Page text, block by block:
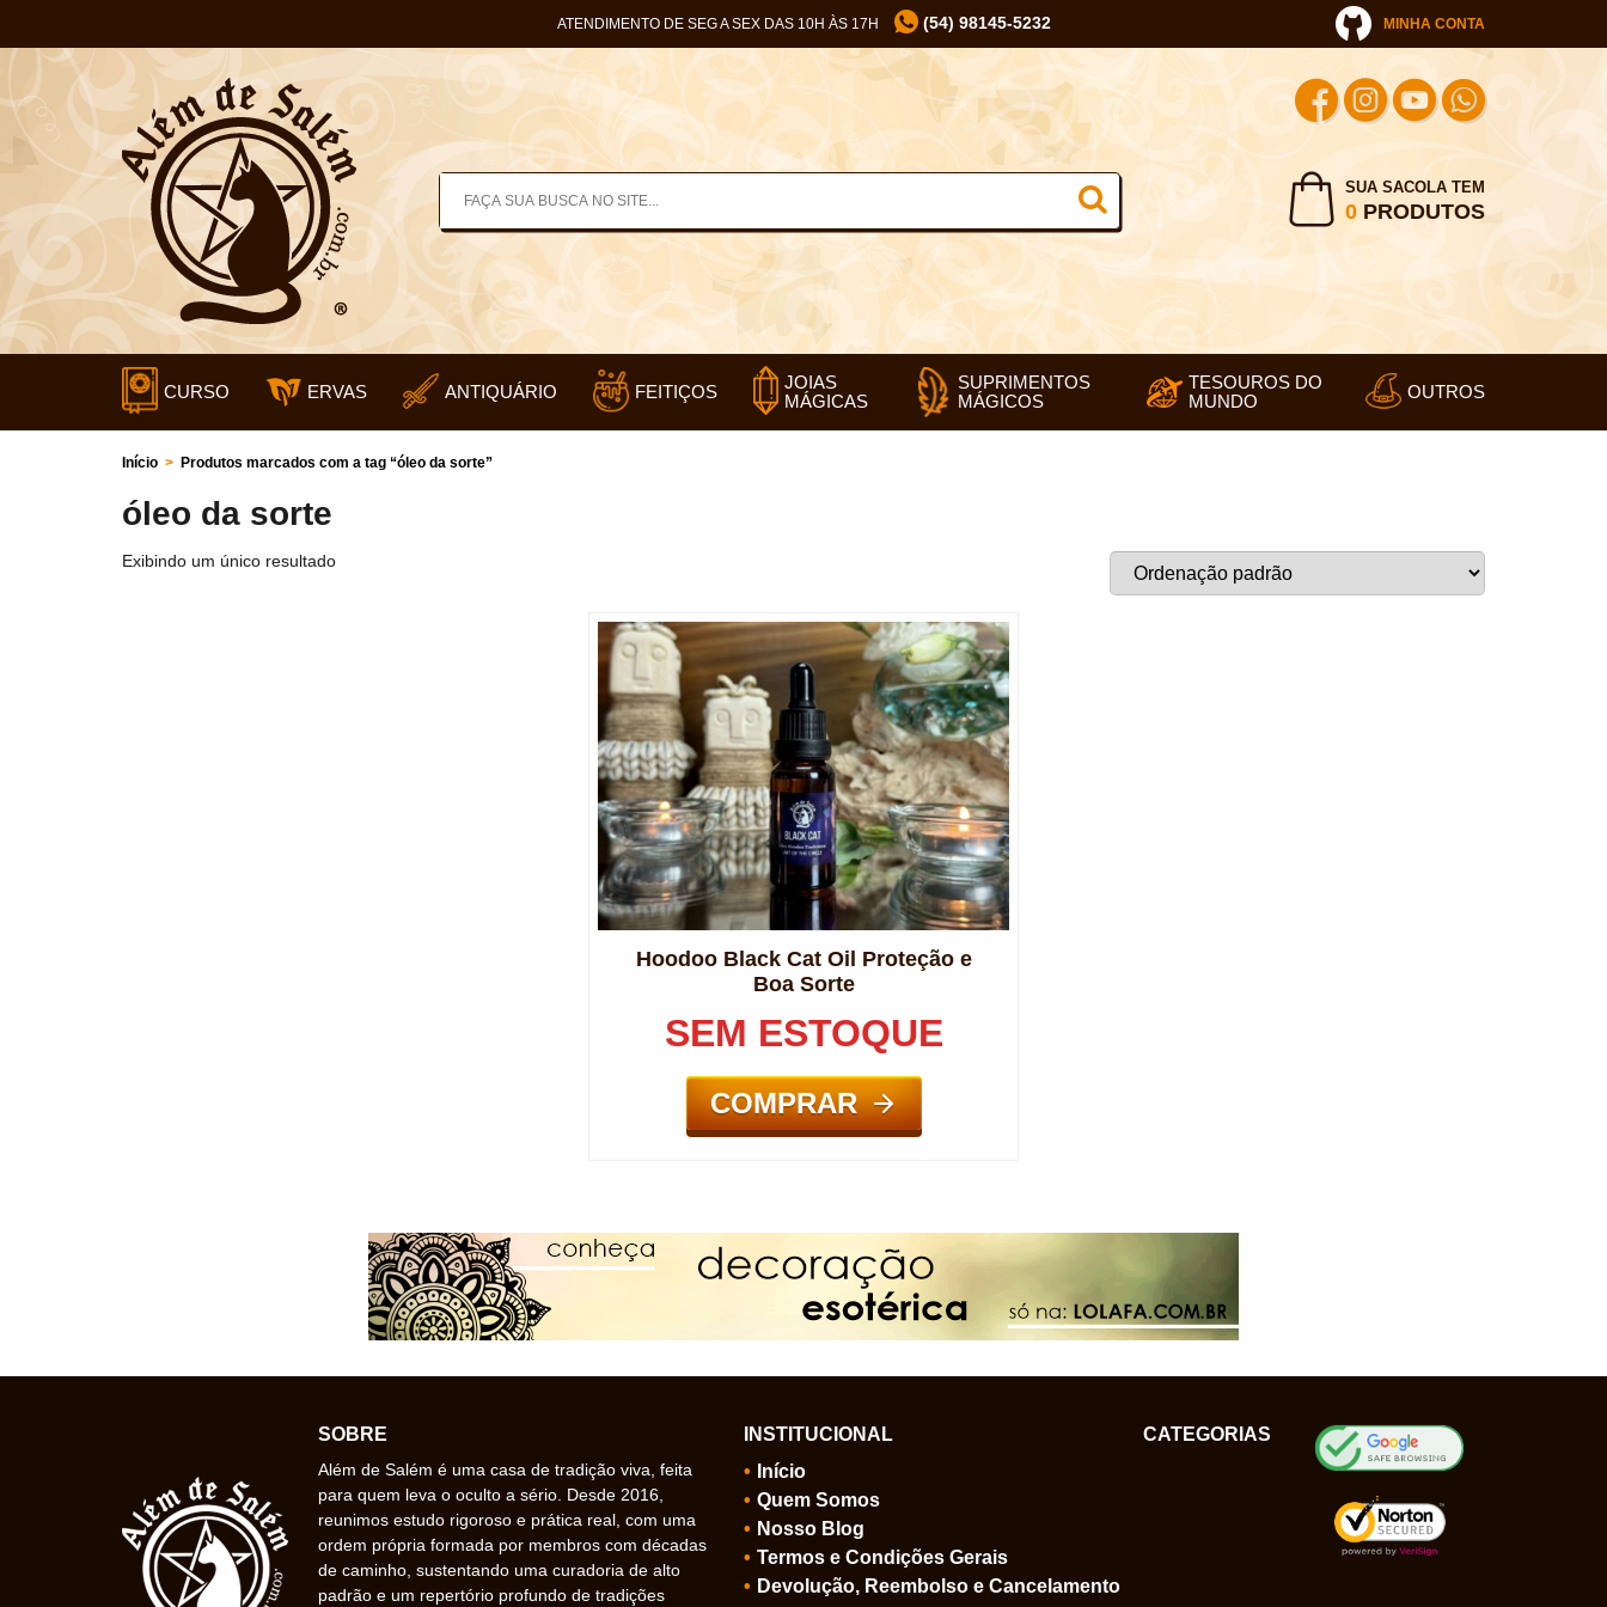
ATENDIMENTO DE SEG A SEX DAS 10H ÀS 17H (54) 98145-5232 MINHA CONTA
SUA SACOLA TEM
0PRODUTOS
CURSO ERVAS ANTIQUÁRIO FEITIÇOS
JOIAS
MÁGICAS
SUPRIMENTOS
MÁGICOS
TESOUROS DO
MUNDO
OUTROS
Início > Produtos marcados com a tag “óleo da sorte”
óleo da sorte
Exibindo um único resultado
Hoodoo Black Cat Oil Proteção e
Boa Sorte
SEM ESTOQUE
COMPRAR
SOBRE
Além de Salém é uma casa de tradição viva, feita
para quem leva o oculto a sério. Desde 2016,
reunimos estudo rigoroso e prática real, com uma
ordem própria formada por membros com décadas
de caminho, sustentando uma curadoria de alto
padrão e um repertório profundo de tradições
INSTITUCIONAL
Início
Quem Somos
Nosso Blog
Termos e Condições Gerais
Devolução, Reembolso e Cancelamento
CATEGORIAS